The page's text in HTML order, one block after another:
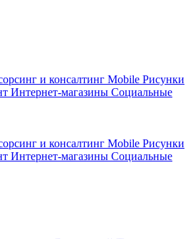
и консалтинг Mobile Рисунки
Интернет-магазины Социальные
и консалтинг Mobile Рисунки
Интернет-магазины Социальные